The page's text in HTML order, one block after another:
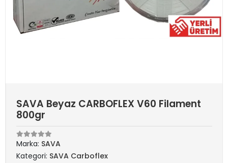
SAVA Beyaz CARBOFLEX V60 Filament
800gr
Marka: SAVA
Kategori: SAVA Carboflex